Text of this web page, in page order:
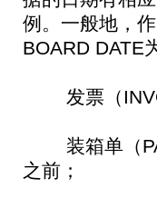
例。一般地，
BOARD DATE
发票（
装箱单（
之前；